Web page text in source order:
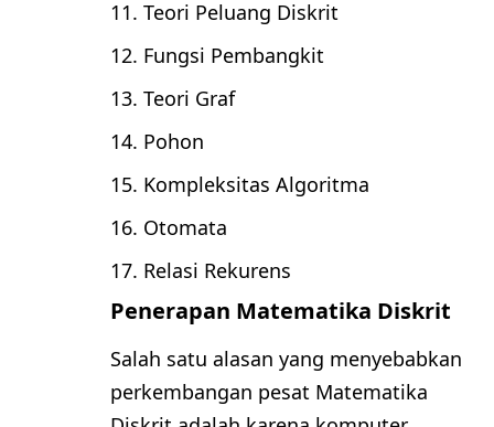
Teori Peluang Diskrit
Fungsi Pembangkit
Teori Graf
Pohon
Kompleksitas Algoritma
Otomata
Relasi Rekurens
Penerapan Matematika Diskrit
Salah satu alasan yang menyebabkan
perkembangan pesat Matematika